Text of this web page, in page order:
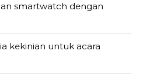
smartwatch dengan
kekinian untuk acara